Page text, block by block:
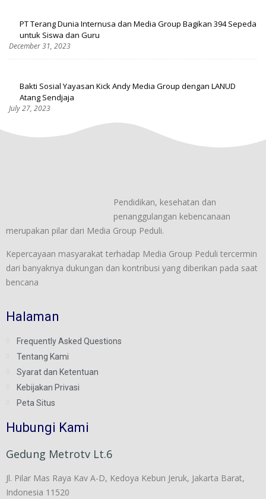
PT Terang Dunia Internusa dan Media Group Bagikan 394 Sepeda
untuk Siswa dan Guru
December 31, 2023
Bakti Sosial Yayasan Kick Andy Media Group dengan LANUD
Atang Sendjaja
July 27, 2023
Pendidikan, kesehatan dan
penanggulangan kebencanaan
merupakan pilar dari Media Group Peduli.
Kepercayaan masyarakat terhadap Media Group Peduli tercermin
dari banyaknya dukungan dan kontribusi yang diberikan pada saat
bencana
Halaman
Frequently Asked Questions
Tentang Kami
Syarat dan Ketentuan
Kebijakan Privasi
Peta Situs
Hubungi Kami
Gedung Metrotv Lt.6
Jl. Pilar Mas Raya Kav A-D, Kedoya Kebun Jeruk, Jakarta Barat,
Indonesia 11520